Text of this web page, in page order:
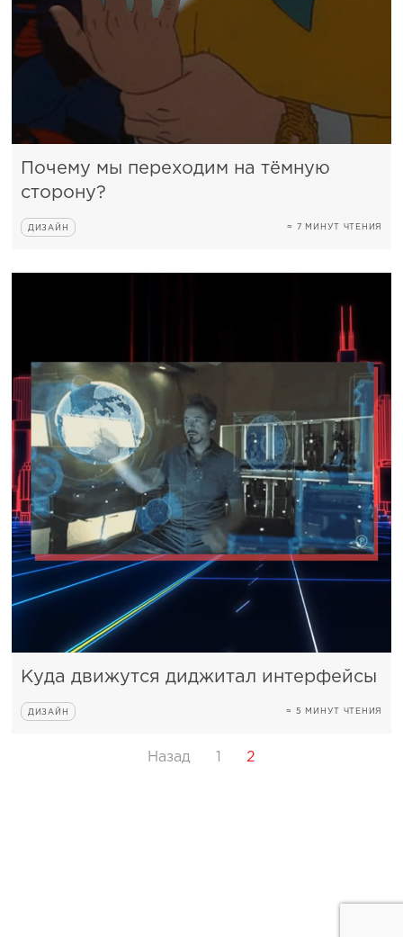
Почему мы переходим на тёмную
сторону?
ДИЗАЙН ≈ 7 МИНУТ ЧТЕНИЯ
Куда движутся диджитал интерфейсы
ДИЗАЙН ≈ 5 МИНУТ ЧТЕНИЯ
Назад 2